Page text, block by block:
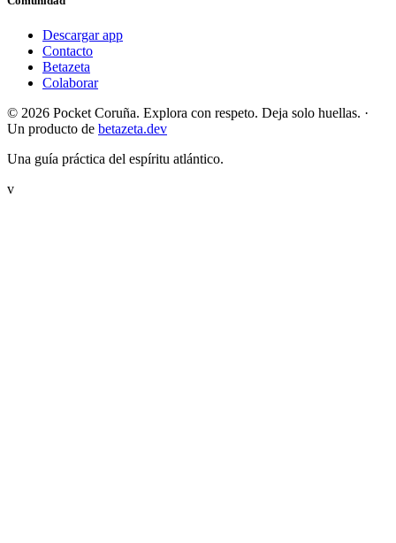
Descargar app
Contacto
Betazeta
Colaborar
© 2026 Pocket Coruña. Explora con respeto. Deja solo huellas. ·
Un producto de betazeta.dev
Una guía práctica del espíritu atlántico.
v